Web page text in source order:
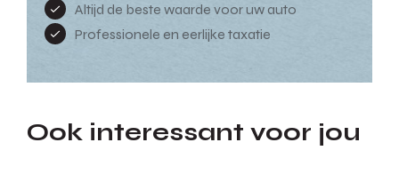
Altijd de beste waarde voor uw auto
Professionele en eerlijke taxatie
Ook interessant voor jou